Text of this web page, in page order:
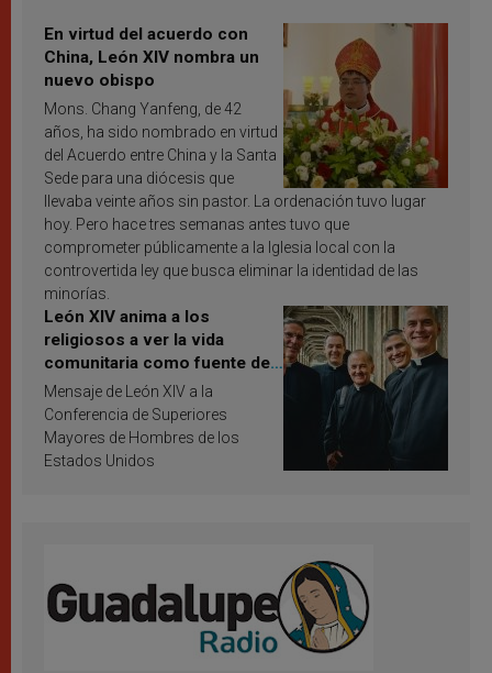
En virtud del acuerdo con
China, León XIV nombra un
nuevo obispo
Mons. Chang Yanfeng, de 42
años, ha sido nombrado en virtud
del Acuerdo entre China y la Santa
Sede para una diócesis que
llevaba veinte años sin pastor. La ordenación tuvo lugar
hoy. Pero hace tres semanas antes tuvo que
comprometer públicamente a la Iglesia local con la
controvertida ley que busca eliminar la identidad de las
minorías.
León XIV anima a los
religiosos a ver la vida
comunitaria como fuente de
inspiración y santificación
Mensaje de León XIV a la
Conferencia de Superiores
Mayores de Hombres de los
Estados Unidos